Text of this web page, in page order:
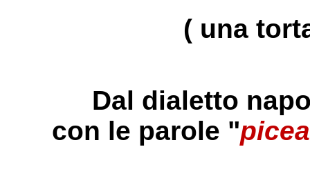
( una
Dal dialetto
con le parole "picea